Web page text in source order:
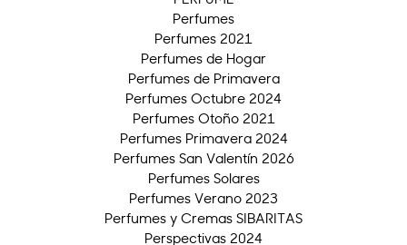
Perfumes
Perfumes 2021
Perfumes de Hogar
Perfumes de Primavera
Perfumes Octubre 2024
Perfumes Otoño 2021
Perfumes Primavera 2024
Perfumes San Valentín 2026
Perfumes Solares
Perfumes Verano 2023
Perfumes y Cremas SIBARITAS
Perspectivas 2024